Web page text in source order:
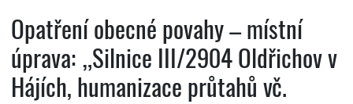
Opatření obecné povahy – místní
úprava: „Silnice III/2904 Oldřichov v
Hájích, humanizace průtahů vč.